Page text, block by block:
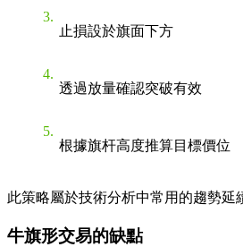
止損設於旗面下方
透過放量確認突破有效
根據旗杆高度推算目標價位
此策略屬於技術分析中常用的趨勢延
牛旗形交易的缺點